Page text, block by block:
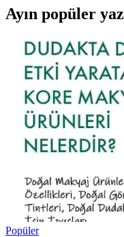
Ayın popüler
Popüler